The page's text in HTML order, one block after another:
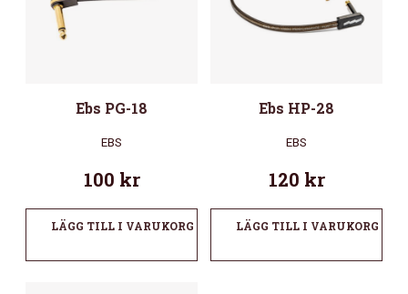
Ebs PG-18
EBS
100 kr
LÄGG TILL I VARUKORG
Ebs HP-28
EBS
120 kr
LÄGG TILL I VARUKORG